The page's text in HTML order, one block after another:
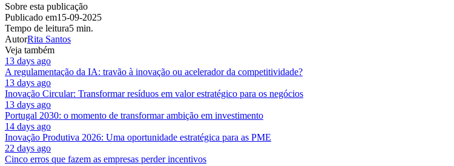
Sobre esta publicação
Publicado em15-09-2025
Tempo de leitura5 min.
AutorRita Santos
Veja também
13 days ago
A regulamentação da IA: travão à inovação ou acelerador da competitividade?
13 days ago
Inovação Circular: Transformar resíduos em valor estratégico para os negócios
13 days ago
Portugal 2030: o momento de transformar ambição em investimento
14 days ago
Inovação Produtiva 2026: Uma oportunidade estratégica para as PME
22 days ago
Cinco erros que fazem as empresas perder incentivos